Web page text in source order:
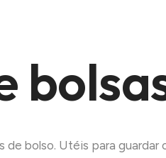
bolso. Utéis para guardar